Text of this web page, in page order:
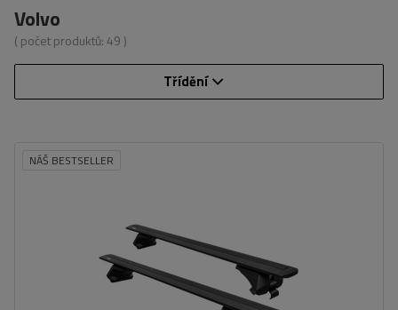
Volvo
( počet produktů:49 )
Třídění
NÁŠ BESTSELLER